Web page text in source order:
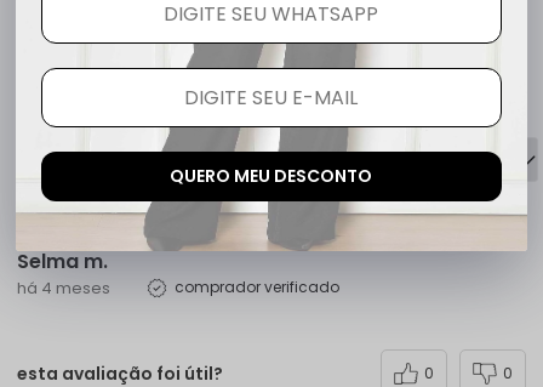
Avaliações
5.0
QUERO AVALIAR
2 avaliações
Selma m.
há 4 meses comprador verificado
esta avaliação foi útil? 0 0
QUERO MEU DESCONTO